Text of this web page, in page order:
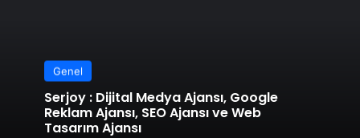
Genel
Serjoy : Dijital Medya Ajansı, Google
Reklam Ajansı, SEO Ajansı ve Web
Tasarım Ajansı